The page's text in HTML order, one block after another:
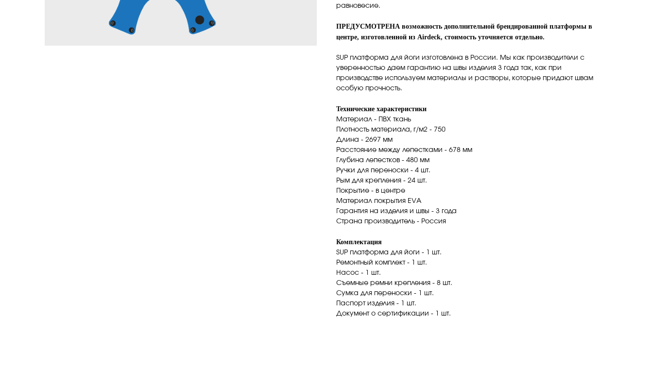
равновесие.
ПРЕДУСМОТРЕНА возможность дополнительной брендированной платформы в
центре, изготовленной из Airdeck, стоимость уточняется отдельно.
SUP платформа для йоги изготовлена в России. Мы как производители с
уверенностью даем гарантию на швы изделия 3 года так, как при
производстве используем материалы и растворы, которые придают швам
особую прочность.
Технические характеристики
Материал - ПВХ ткань
Плотность материала, г/м2 - 750
Длина - 2697 мм
Расстояние между лепестками - 678 мм
Глубина лепестков - 480 мм
Ручки для переноски - 4 шт.
Рым для крепления - 24 шт.
Покрытие - в центре
Материал покрытия EVA
Гарантия на изделия и швы - 3 года
Страна производитель - Россия
Комплектация
SUP платформа для йоги - 1 шт.
Ремонтный комплект - 1 шт.
Насос - 1 шт.
Съемные ремни крепления - 8 шт.
Сумка для переноски - 1 шт.
Паспорт изделия - 1 шт.
Документ о сертификации - 1 шт.